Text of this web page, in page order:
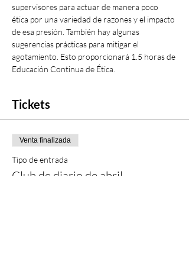
supervisores para actuar de manera poco
ética por una variedad de razones y el impacto
de esa presión. También hay algunas
sugerencias prácticas para mitigar el
agotamiento. Esto proporcionará 1.5 horas de
Educación Continua de Ética.
Tickets
Venta finalizada
Tipo de entrada
Club de diario de abril